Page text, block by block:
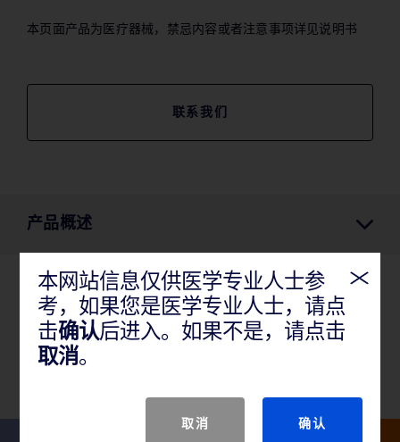
本页面产品为医疗器械，禁忌内容或者注意事项详见说明书
联系我们
产品概述
产品概述
本产品适用于临床髂股动脉狭窄的介入治疗。
本网站信息仅供医学专业人士参
考，如果您是医学专业人士，请点
击确认后进入。如果不是，请点击
取消。
取消 确认